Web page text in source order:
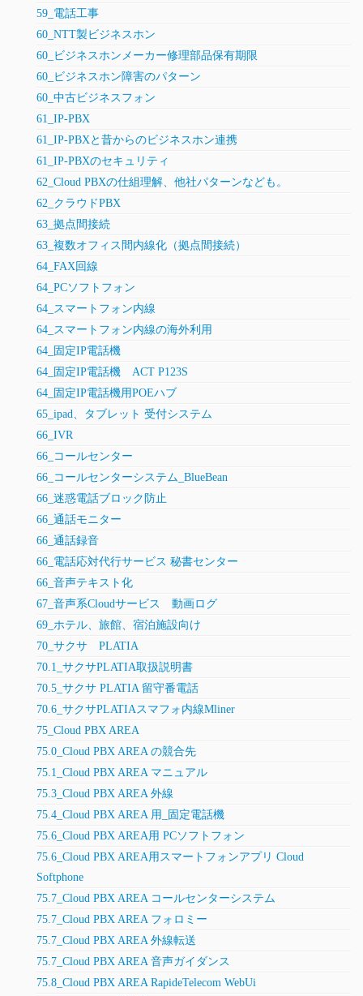
59_電話工事
60_NTT製ビジネスホン
60_ビジネスホンメーカー修理部品保有期限
60_ビジネスホン障害のパターン
60_中古ビジネスフォン
61_IP-PBX
61_IP-PBXと昔からのビジネスホン連携
61_IP-PBXのセキュリティ
62_Cloud PBXの仕組理解、他社パターンなども。
62_クラウドPBX
63_拠点間接続
63_複数オフィス間内線化（拠点間接続）
64_FAX回線
64_PCソフトフォン
64_スマートフォン内線
64_スマートフォン内線の海外利用
64_固定IP電話機
64_固定IP電話機 ACT P123S
64_固定IP電話機用POEハブ
65_ipad、タブレット 受付システム
66_IVR
66_コールセンター
66_コールセンターシステム_BlueBean
66_迷惑電話ブロック防止
66_通話モニター
66_通話録音
66_電話応対代行サービス 秘書センター
66_音声テキスト化
67_音声系Cloudサービス 動画ログ
69_ホテル、旅館、宿泊施設向け
70_サクサ PLATIA
70.1_サクサPLATIA取扱説明書
70.5_サクサ PLATIA 留守番電話
70.6_サクサPLATIAスマフォ内線Mliner
75_Cloud PBX AREA
75.0_Cloud PBX AREA の競合先
75.1_Cloud PBX AREA マニュアル
75.3_Cloud PBX AREA 外線
75.4_Cloud PBX AREA 用_固定電話機
75.6_Cloud PBX AREA用 PCソフトフォン
75.6_Cloud PBX AREA用スマートフォンアプリ Cloud
Softphone
75.7_Cloud PBX AREA コールセンターシステム
75.7_Cloud PBX AREA フォロミー
75.7_Cloud PBX AREA 外線転送
75.7_Cloud PBX AREA 音声ガイダンス
75.8_Cloud PBX AREA RapideTelecom WebUi